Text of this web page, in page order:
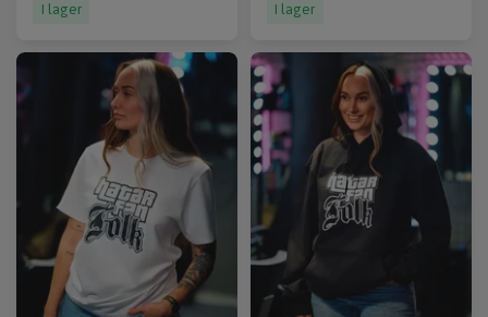
I lager I lager